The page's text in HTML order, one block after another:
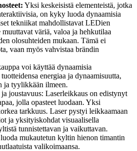
Yksi keskeisistä elementeistä, jotka
on kyky luoda dynaamisia
tekniikat mahdollistavat LEDien
väriä, valoa ja hehkutilaa
olosuhteiden mukaan. Tämä ei
vaan myös vahvistaa brändin
voi käyttää dynaamisia
energiaa ja dynaamisuutta,
ja tyylikkään ilmeen.
joustavuus: Laserleikkaus on edistynyt
jolla opasteet luodaan. Yksi
tarkkuus. Laser pystyi leikkaamaan
ja yksityiskohdat visuaalisella
tunnistettavan ja vaikuttavan.
mukautetun kyltin hienon timantin
valikoimaansa.